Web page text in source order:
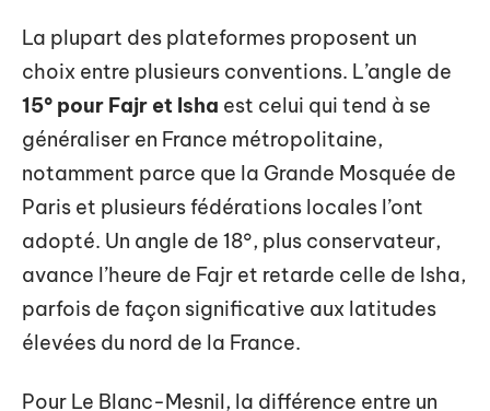
La plupart des plateformes proposent un
choix entre plusieurs conventions. L’angle de
15° pour Fajr et Isha est celui qui tend à se
généraliser en France métropolitaine,
notamment parce que la Grande Mosquée de
Paris et plusieurs fédérations locales l’ont
adopté. Un angle de 18°, plus conservateur,
avance l’heure de Fajr et retarde celle de Isha,
parfois de façon significative aux latitudes
élevées du nord de la France.
Pour Le Blanc-Mesnil, la différence entre un